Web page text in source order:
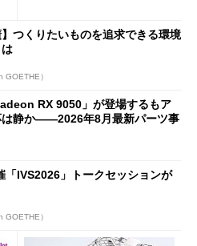
】つくりたいものを追求できる環境
GOETHE）
RX 9050」が登場するもア
は静か――2026年8月最新パーツ事
「IVS2026」トークセッションが
GOETHE）